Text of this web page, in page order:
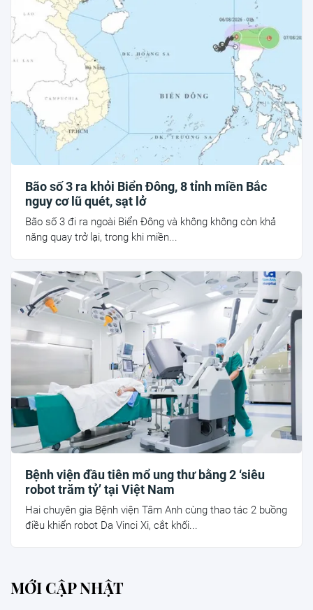
Bão số 3 ra khỏi Biển Đông, 8 tỉnh miền Bắc
nguy cơ lũ quét, sạt lở
Bão số 3 đi ra ngoài Biển Đông và không không còn khả
năng quay trở lại, trong khi miền...
Bệnh viện đầu tiên mổ ung thư bằng 2 ‘siêu
robot trăm tỷ’ tại Việt Nam
Hai chuyên gia Bệnh viện Tâm Anh cùng thao tác 2 buồng
điều khiển robot Da Vinci Xi, cắt khối...
MỚI CẬP NHẬT